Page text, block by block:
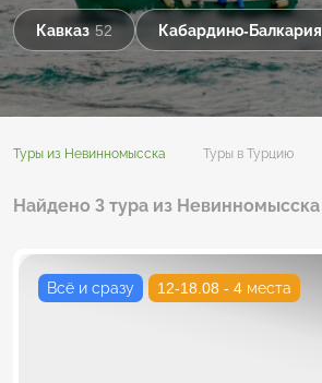
Кавказ 52 Кабардино-Балкария
Туры из Невинномысска Туры в Турцию
Найдено 3 тура из Невинномысска
Всё и сразу 12-18.08 - 4 места